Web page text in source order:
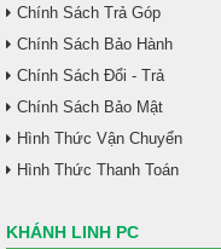
Chính Sách Trả Góp
Chính Sách Bảo Hành
Chính Sách Đổi - Trả
Chính Sách Bảo Mật
Hình Thức Vận Chuyển
Hình Thức Thanh Toán
KHÁNH LINH PC